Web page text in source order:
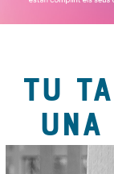
TU
UNA